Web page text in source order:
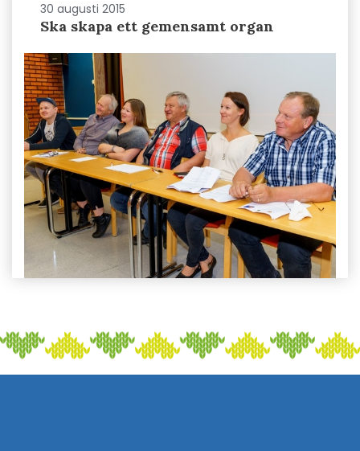
30 augusti 2015
Ska skapa ett gemensamt organ